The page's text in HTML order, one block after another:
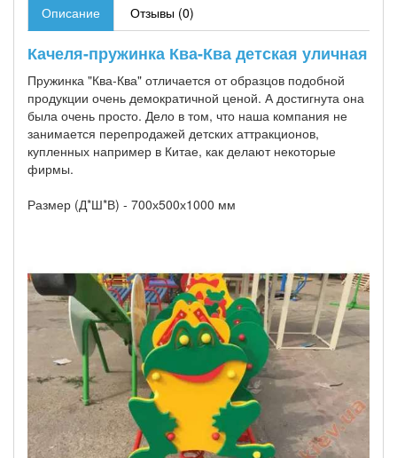
Описание Отзывы (0)
Качеля-пружинка Ква-Ква детская уличная
Пружинка "Ква-Ква" отличается от образцов подобной
продукции очень демократичной ценой. А достигнута она
была очень просто. Дело в том, что наша компания не
занимается перепродажей детских аттракционов,
купленных например в Китае, как делают некоторые
фирмы.
Размер (Д*Ш*В) - 700х500х1000 мм